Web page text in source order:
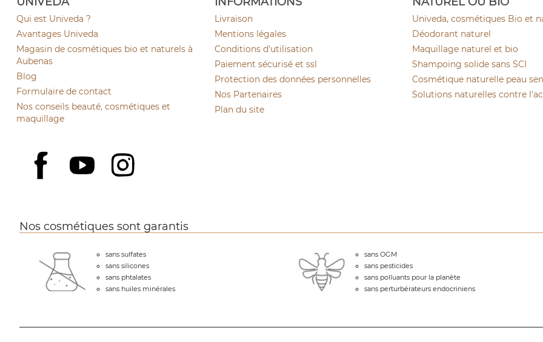
Qui est Univeda ?
Avantages Univeda
Magasin de cosmétiques bio et naturels à
Aubenas
Blog
Formulaire de contact
Nos conseils beauté, cosmétiques et
maquillage
Livraison
Mentions légales
Conditions d'utilisation
Paiement sécurisé et ssl
Protection des données personnelles
Nos Partenaires
Plan du site
Univeda, cosmétiques Bio et
Déodorant naturel
Maquillage naturel et bio
Shampoing solide sans SCI
Cosmétique naturelle peau
Solutions naturelles contre
Facebook
YouTube
Nos cosmétiques sont garantis
sans sulfates
sans silicones
sans phtalates
sans huiles minérales
sans OGM
sans pesticides
sans polluants pour la planète
sans perturbérateurs endocriniens